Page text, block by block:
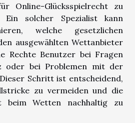
Online-Glücksspielrecht zu
Ein solcher Spezialist kann
welche gesetzlichen
ausgewählten Wettanbieter
Rechte Benutzer bei Fragen
oder bei Problemen mit der
Schritt ist entscheidend,
zu vermeiden und die
beim Wetten nachhaltig zu